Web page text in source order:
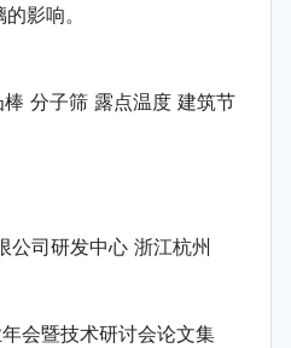
影响。
分子筛 露点温度 建筑节
司研发中心 浙江杭州
会暨技术研讨会论文集